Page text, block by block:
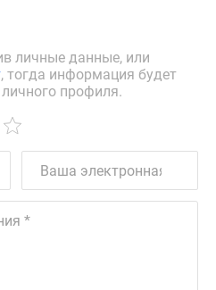
личные данные, или
, тогда информация будет
профиля.